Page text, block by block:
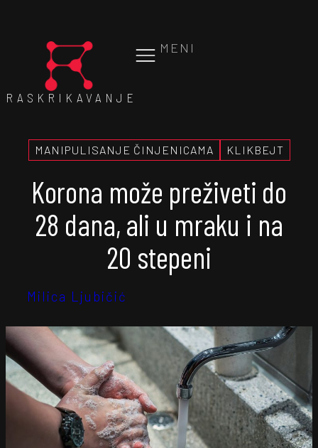
MENI
RASKRIKAVANJE
MANIPULISANJE ČINJENICAMA KLIKBEJT
Korona može preživeti do
28 dana, ali u mraku i na
20 stepeni
Milica Ljubičić